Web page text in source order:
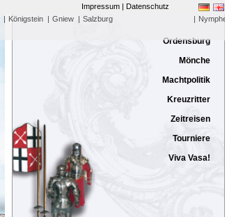
| Königstein | Gniew | Salzburg | Nymphenburg
Impressum | Datenschutz
Ordensburg
Mönche
Machtpolitik
Kreuzritter
Zeitreisen
Tourniere
Viva Vasa!